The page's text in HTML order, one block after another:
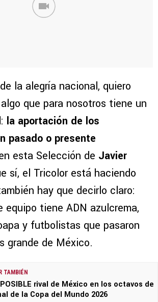
la alegría nacional, quiero
que para nosotros tiene un
la aportación de los
pasado o presente
esta Selección de Javier
sí, el Tricolor está haciendo
hay que decirlo claro:
equipo tiene ADN azulcrema,
y futbolistas que pasaron
grande de México.
TAMBIÉN
rival de México en los octavos de
de la Copa del Mundo 2026